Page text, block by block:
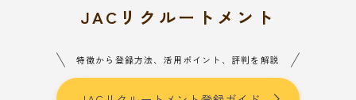
JACリクルートメント
特徴から登録方法、活用ポイント、評判を解説
本サイトがおすすめする転職エージェント
JACリクルートメント